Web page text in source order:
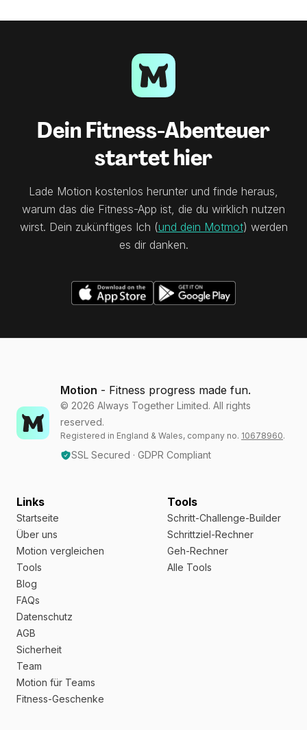
Dein Fitness-Abenteuer
startet hier
Lade Motion kostenlos herunter und finde heraus,
warum das die Fitness-App ist, die du wirklich nutzen
wirst. Dein zukünftiges Ich (und dein Motmot) werden
es dir danken.
Motion - Fitness progress made fun.
© 2026 Always Together Limited. All rights
reserved.
Registered in England & Wales, company no. 10678960.
SSL Secured · GDPR Compliant
Links
Startseite
Über uns
Motion vergleichen
Tools
Blog
FAQs
Datenschutz
AGB
Sicherheit
Team
Motion für Teams
Fitness-Geschenke
Tools
Schritt-Challenge-Builder
Schrittziel-Rechner
Geh-Rechner
Alle Tools